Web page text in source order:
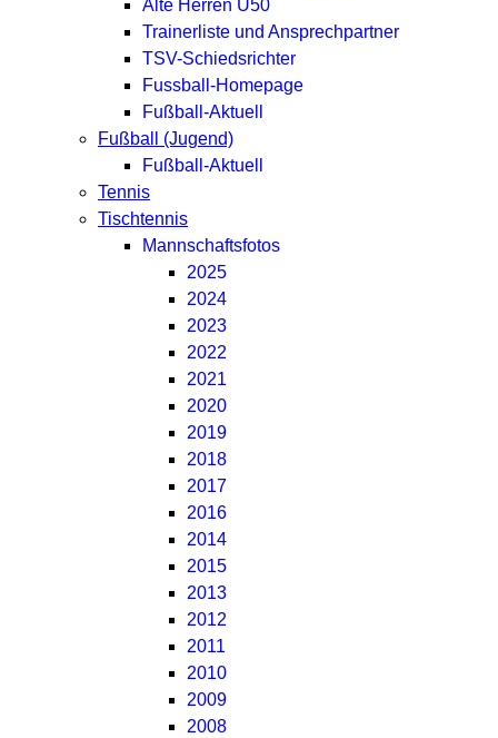
Alte Herren Ü50
Trainerliste und Ansprechpartner
TSV-Schiedsrichter
Fussball-Homepage
Fußball-Aktuell
Fußball (Jugend)
Fußball-Aktuell
Tennis
Tischtennis
Mannschaftsfotos
2025
2024
2023
2022
2021
2020
2019
2018
2017
2016
2014
2015
2013
2012
2011
2010
2009
2008